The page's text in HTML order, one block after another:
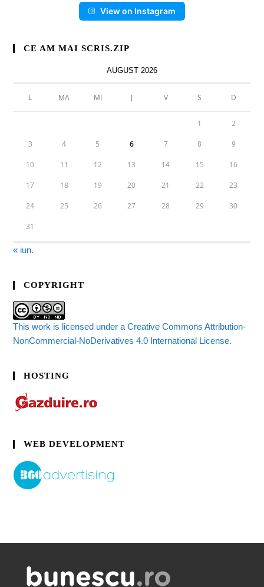
View on Instagram
CE AM MAI SCRIS.ZIP
AUGUST 2026
L MA MI J V S D
1 2
3 4 5 6 7 8 9
10 11 12 13 14 15 16
17 18 19 20 21 22 23
24 25 26 27 28 29 30
31
« iun.
COPYRIGHT
This work is licensed under a Creative Commons Attribution-
NonCommercial-NoDerivatives 4.0 International License.
HOSTING
WEB DEVELOPMENT